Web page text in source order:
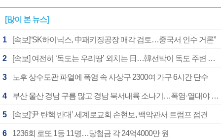
[많이 본 뉴스]
1 [속보]“SK하이닉스, 中패키징공장 매각 검토…중국서 인수 거론”
2 [속보] 여전히 ‘독도는 우리땅’ 외치는 日…韓선박이 독도 주변 해양조사 활동하자 반발
3 노후 상수도관 파열에 폭염 속 사상구 2300여 가구 6시간 단수
4 부산 울산 경남 구름 많고 경남 북서내륙 소나기…폭염·열대야 계속
5 [속보]‘尹 탄핵 반대’ 세계로교회 손현보, 백악관서 트럼프 접견
6 1236회 로또 1등 11명…당첨금 각 24억4000만 원